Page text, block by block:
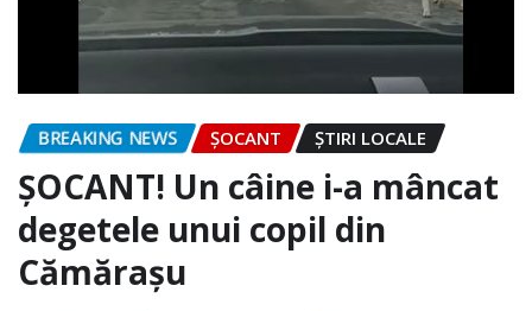
BREAKING NEWS ȘOCANT ȘTIRI LOCALE
ȘOCANT! Un câine i-a mâncat
degetele unui copil din
Cămărașu